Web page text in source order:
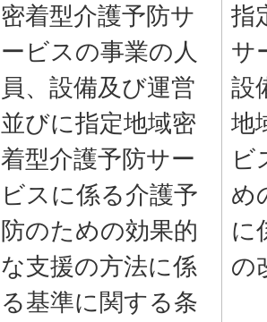
密着型介護予防サ
ービスの事業の人
員、設備及び運営
並びに指定地域密
着型介護予防サー
ビスに係る介護予
防のための効果的
な支援の方法に係
る基準に関する条
指
サ
設
地
ビ
め
に
の